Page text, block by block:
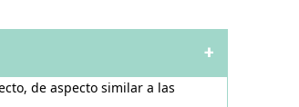
+
de aspecto similar a las